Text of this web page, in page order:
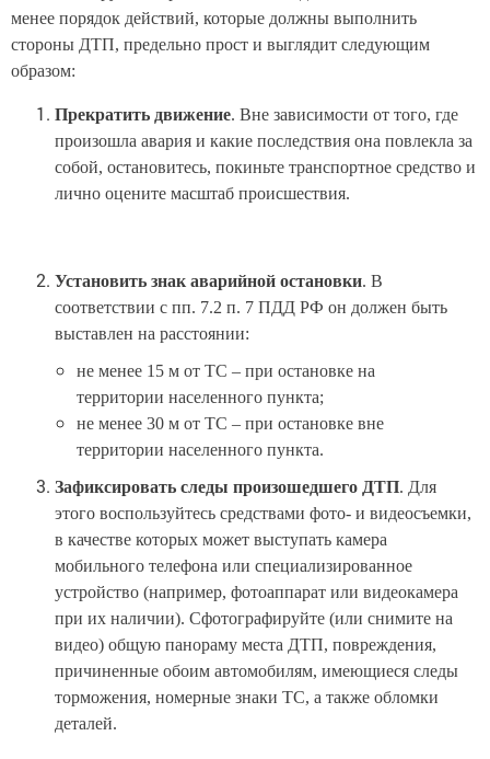
менее порядок действий, которые должны выполнить
стороны ДТП, предельно прост и выглядит следующим
образом:
Прекратить движение. Вне зависимости от того, где
произошла авария и какие последствия она повлекла за
собой, остановитесь, покиньте транспортное средство и
лично оцените масштаб происшествия.
Установить знак аварийной остановки. В
соответствии с пп. 7.2 п. 7 ПДД РФ он должен быть
выставлен на расстоянии:
не менее 15 м от ТС – при остановке на
территории населенного пункта;
не менее 30 м от ТС – при остановке вне
территории населенного пункта.
Зафиксировать следы произошедшего ДТП. Для
этого воспользуйтесь средствами фото- и видеосъемки,
в качестве которых может выступать камера
мобильного телефона или специализированное
устройство (например, фотоаппарат или видеокамера
при их наличии). Сфотографируйте (или снимите на
видео) общую панораму места ДТП, повреждения,
причиненные обоим автомобилям, имеющиеся следы
торможения, номерные знаки ТС, а также обломки
деталей.